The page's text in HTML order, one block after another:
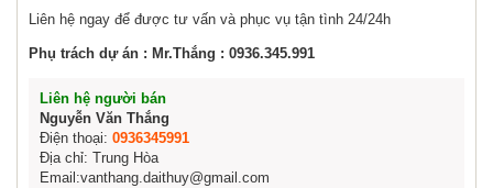
Liên hệ ngay để được tư vấn và phục vụ tận tình 24/24h
Phụ trách dự án : Mr.Thắng : 0936.345.991
Liên hệ người bán
Nguyễn Văn Thắng
Điện thoại: 0936345991
Địa chỉ: Trung Hòa
Email:vanthang.daithuy@gmail.com